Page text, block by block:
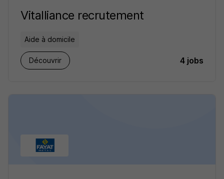
Vitalliance recrutement
Aide à domicile
Découvrir 4 jobs